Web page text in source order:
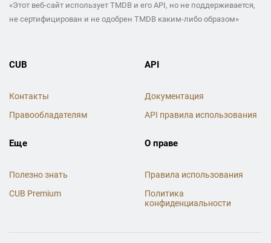
«Этот веб-сайт использует TMDB и его API, но не поддерживается,
не сертифицирован и не одобрен TMDB каким-либо образом»
CUB
Контакты
Правообладателям
API
Документация
API правила использования
Еще
Полезно знать
CUB Premium
О праве
Правила использования
Политика
конфиденциальности